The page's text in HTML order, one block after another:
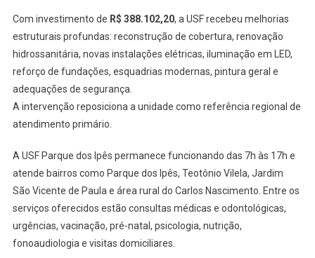
Com investimento de R$ 388.102,20, a USF recebeu melhorias
estruturais profundas: reconstrução de cobertura, renovação
hidrossanitária, novas instalações elétricas, iluminação em LED,
reforço de fundações, esquadrias modernas, pintura geral e
adequações de segurança.
A intervenção reposiciona a unidade como referência regional de
atendimento primário.
A USF Parque dos Ipês permanece funcionando das 7h às 17h e
atende bairros como Parque dos Ipês, Teotônio Vilela, Jardim
São Vicente de Paula e área rural do Carlos Nascimento. Entre os
serviços oferecidos estão consultas médicas e odontológicas,
urgências, vacinação, pré-natal, psicologia, nutrição,
fonoaudiologia e visitas domiciliares.